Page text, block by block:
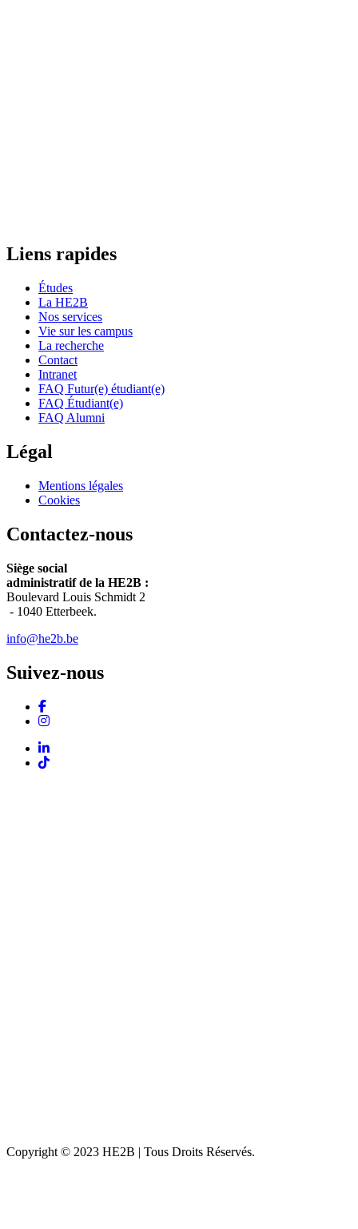
Liens rapides
Études
La HE2B
Nos services
Vie sur les campus
La recherche
Contact
Intranet
FAQ Futur(e) étudiant(e)
FAQ Étudiant(e)
FAQ Alumni
Légal
Mentions légales
Cookies
Contactez-nous
Siège social
administratif de la HE2B :
Boulevard Louis Schmidt 2
- 1040 Etterbeek.
info@he2b.be
Suivez-nous
Copyright © 2023 HE2B | Tous Droits Réservés.